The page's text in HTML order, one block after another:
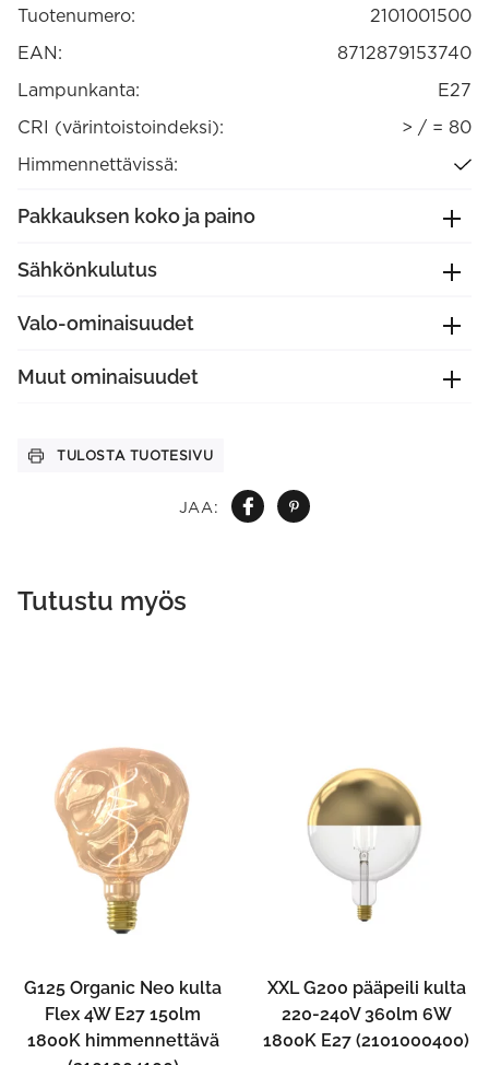
JAA:
määrä
Tuotenumero:
2101001500
EAN:
8712879153740
Lampunkanta:
E27
CRI (värintoistoindeksi):
> / = 80
Himmennettävissä:
Pakkauksen koko ja paino
Sähkönkulutus
Valo-ominaisuudet
Muut ominaisuudet
TULOSTA TUOTESIVU
Tutustu myös
G125 Organic Neo kulta
Flex 4W E27 150lm
1800K himmennettävä
XXL G200 pääpeili kulta
220-240V 360lm 6W
1800K E27 (2101000400)